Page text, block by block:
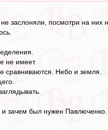
заслоняли, посмотри на них
не имеет.
сравниваются. Небо и земля.
и зачем был нужен Павлюченко.